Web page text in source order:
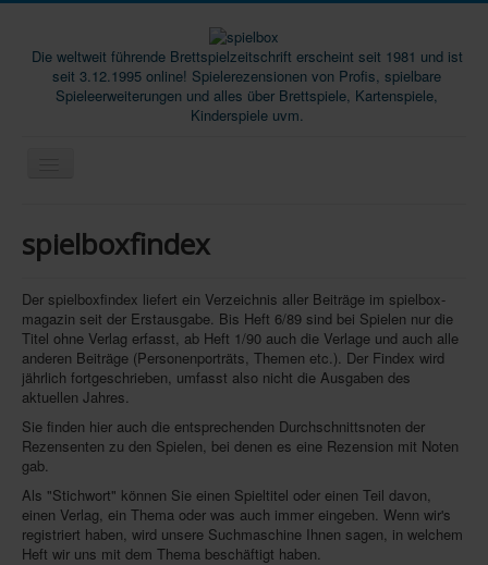
Die weltweit führende Brettspielzeitschrift erscheint seit 1981 und ist
seit 3.12.1995 online! Spielerezensionen von Profis, spielbare
Spieleerweiterungen und alles über Brettspiele, Kartenspiele,
Kinderspiele uvm.
Magazine
Abos/Subscriptions
Podcast
SpieleMag
Infos
Shop
Download spielbox Special 2025
Newsletter
Spieledatenbank
spielboxfindex
Der spielboxfindex liefert ein Verzeichnis aller Beiträge im spielbox-
magazin seit der Erstausgabe. Bis Heft 6/89 sind bei Spielen nur die
Titel ohne Verlag erfasst, ab Heft 1/90 auch die Verlage und auch alle
anderen Beiträge (Personenporträts, Themen etc.). Der Findex wird
jährlich fortgeschrieben, umfasst also nicht die Ausgaben des
aktuellen Jahres.
Sie finden hier auch die entsprechenden Durchschnittsnoten der
Rezensenten zu den Spielen, bei denen es eine Rezension mit Noten
gab.
Als "Stichwort" können Sie einen Spieltitel oder einen Teil davon,
einen Verlag, ein Thema oder was auch immer eingeben. Wenn wir's
registriert haben, wird unsere Suchmaschine Ihnen sagen, in welchem
Heft wir uns mit dem Thema beschäftigt haben.